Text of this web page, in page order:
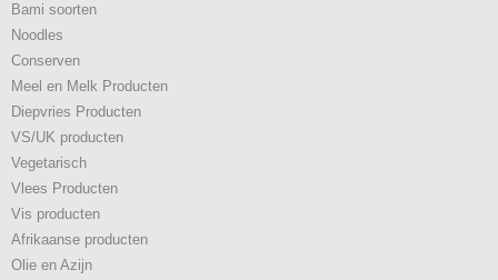
Bami soorten
Noodles
Conserven
Meel en Melk Producten
Diepvries Producten
VS/UK producten
Vegetarisch
Vlees Producten
Vis producten
Afrikaanse producten
Olie en Azijn